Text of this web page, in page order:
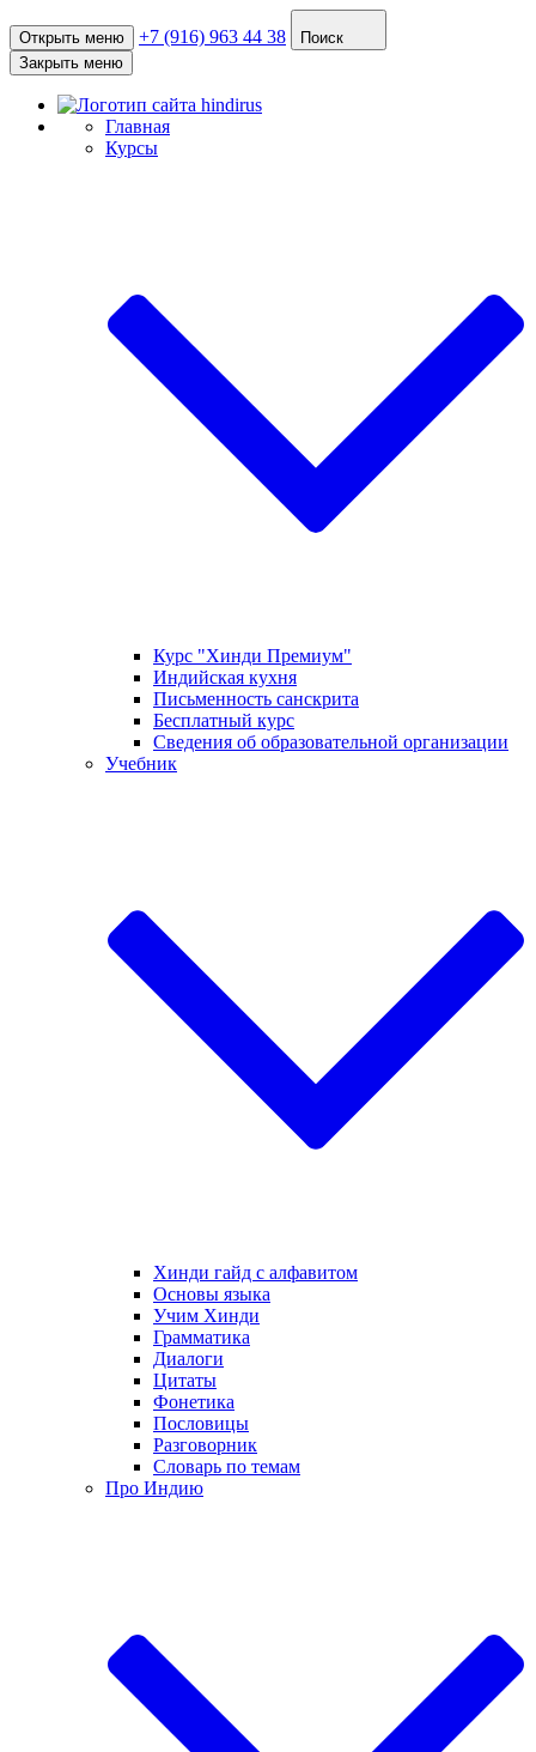
Открыть меню +7 (916) 963 44 38
Поиск
Закрыть меню
Главная
Курсы
Курс "Хинди Премиум"
Индийская кухня
Письменность санскрита
Бесплатный курс
Сведения об образовательной организации
Учебник
Хинди гайд с алфавитом
Основы языка
Учим Хинди
Грамматика
Диалоги
Цитаты
Фонетика
Пословицы
Разговорник
Словарь по темам
Про Индию